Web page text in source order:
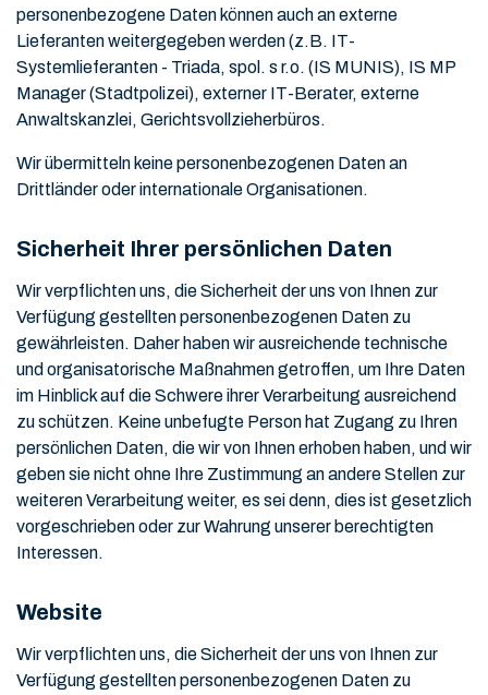
personenbezogene Daten können auch an externe
Lieferanten weitergegeben werden (z.B. IT-
Systemlieferanten - Triada, spol. s r.o. (IS MUNIS), IS MP
Manager (Stadtpolizei), externer IT-Berater, externe
Anwaltskanzlei, Gerichtsvollzieherbüros.
Wir übermitteln keine personenbezogenen Daten an
Drittländer oder internationale Organisationen.
Sicherheit Ihrer persönlichen Daten
Wir verpflichten uns, die Sicherheit der uns von Ihnen zur
Verfügung gestellten personenbezogenen Daten zu
gewährleisten. Daher haben wir ausreichende technische
und organisatorische Maßnahmen getroffen, um Ihre Daten
im Hinblick auf die Schwere ihrer Verarbeitung ausreichend
zu schützen. Keine unbefugte Person hat Zugang zu Ihren
persönlichen Daten, die wir von Ihnen erhoben haben, und wir
geben sie nicht ohne Ihre Zustimmung an andere Stellen zur
weiteren Verarbeitung weiter, es sei denn, dies ist gesetzlich
vorgeschrieben oder zur Wahrung unserer berechtigten
Interessen.
Website
Wir verpflichten uns, die Sicherheit der uns von Ihnen zur
Verfügung gestellten personenbezogenen Daten zu